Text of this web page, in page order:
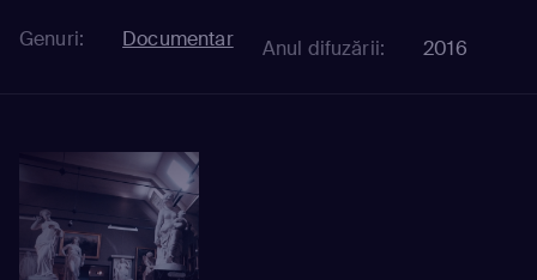
Genuri: Documentar Anul difuzării: 2016